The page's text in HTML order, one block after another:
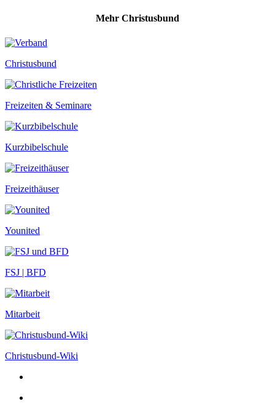
Mehr Christusbund
Christusbund
Freizeiten & Seminare
Kurzbibelschule
Freizeithäuser
Younited
FSJ | BFD
Mitarbeit
Christusbund-Wiki